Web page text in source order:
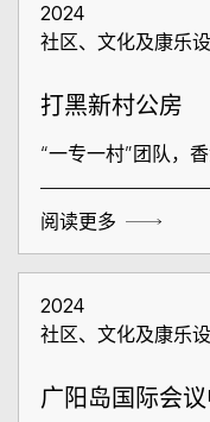
2024
社区、文化及康乐
打黑新村公房
“一专一村”团队，
阅读更多
2024
社区、文化及康乐
广阳岛国际会